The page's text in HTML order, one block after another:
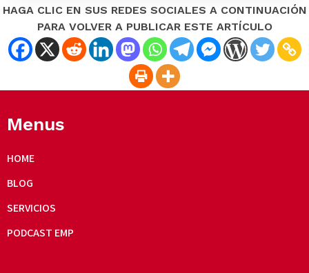
HAGA CLIC EN SUS REDES SOCIALES A CONTINUACIÓN
PARA VOLVER A PUBLICAR ESTE ARTÍCULO
Menus
HOME
BLOG
SERVICIOS
PODCAST EMP